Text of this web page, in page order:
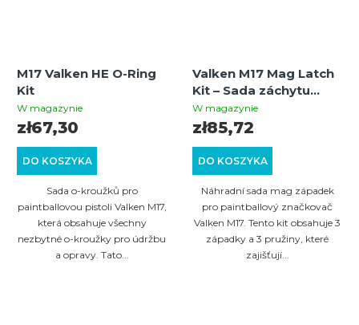
M17 Valken HE O-Ring
Kit
W magazynie
DO KOSZYKA
zł67,30
Sada o-kroužků pro
paintballovou pistoli Valken M17,
která obsahuje všechny
nezbytné o-kroužky pro údržbu
a opravy. Tato...
Valken M17 Mag Latch
Kit – Sada záchytu
zásobníku
W magazynie
DO KOSZYKA
zł85,72
Náhradní sada mag západek
pro paintballový značkovač
Valken M17. Tento kit obsahuje 3
západky a 3 pružiny, které
zajišťují...